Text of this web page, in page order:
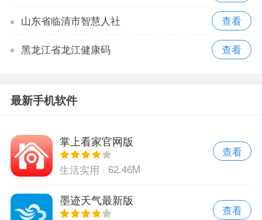
山东省临清市智慧人社
黑龙江省龙江健康码
最新手机软件
掌上看家官网版
生活实用 62.46M
查看
墨迹天气最新版
查看